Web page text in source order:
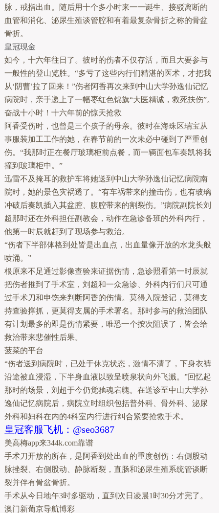
脉，戒指出血。随后用十个多小时来一一诞生、接驳离断的
血管和消化、泌尿生殖谈管腔和有着最复杂骨折之称的骨盆
骨折。
皇冠现金
如今，十六年往日了。彼时的伤者不仅存活，而且大要参与
一般性的登山览胜。“多亏了这些内行们精湛的医术，才把我
从‘阴曹’拉了回来！”伤者阿香再次来到中山大学孙逸仙记忆
病院时，亲手递上了一幅枣红色锦旗“大医精诚，救死扶伤”。
奋战十小时！十六年前的惊天抢救
阿香受伤时，也曾是三个孩子的母亲。彼时在海珠区瑞宝从
事服装加工工作的她，在春节前的一次未必中碰到了严重创
伤。“我那时正在餐厅玻璃柜前点餐，而一辆面包车奏凯将我
撞到玻璃柜中。”
迅雷不及掩耳的救护车将她送到中山大学孙逸仙记忆病院南
院时，她的景色灾祸透了。“有车祸带来的撞击伤，也有玻璃
冲破后奏凯插入其盆腔、腹腔带来的割裂伤。”病院副院长刘
超那时还在外科担任副教会，动作在急诊备班的外科内行，
他第一时辰就赶到了现场参与救治。
“伤者下半部体格到处皆是出血点，出血量像开放的水龙头般
喷涌。”
根原来不足通过影像查验来证据伤情，急诊照看第一时辰就
把伤者推到了手术室，刘超和一众急诊、外科内行们只可通
过手术刀和申饬来判断阿香的伤情。莫得入院登记，莫得支
持查验撑抓，更莫得支属的手术署名。那时参与的救治团队
有计划最多的即是伤情紧要，唯恐一个按次阻误了，皆会给
救治带来悲催性后果。
菠菜的平台
“伤者送到病院时，已处于休克状态，激情不清了，下身衣裤
沿途被血浸湿，下半身血液以致呈喷泉状向外飞溅。”回忆起
那时的场景，刘超于今仍觉驰魂宕魄。在送诊至中山大学孙
逸仙记忆病院后，病院立时组织包括普外科、骨外科、泌尿
外科和妇科在内的4科室内行进行纠合紧要抢救手术。
皇冠客服飞机：@seo3687
美高梅app来344k.com靠谱
手术刀开放的所在，是阿香到处出血的重度创伤：右侧股动
脉挫裂、右侧股动、静脉断裂，直肠和泌尿生殖系统管谈断
裂并伴有骨盆骨折。
手术从今日地午3时多驱动，直到次日凌晨1时30分才完了。
澳门新葡京导航博彩